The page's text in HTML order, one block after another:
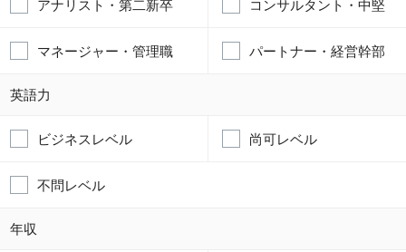
アナリスト・第二新卒 コンサルタント・中堅
マネージャー・管理職 パートナー・経営幹部
英語力
ビジネスレベル 尚可レベル
不問レベル
年収